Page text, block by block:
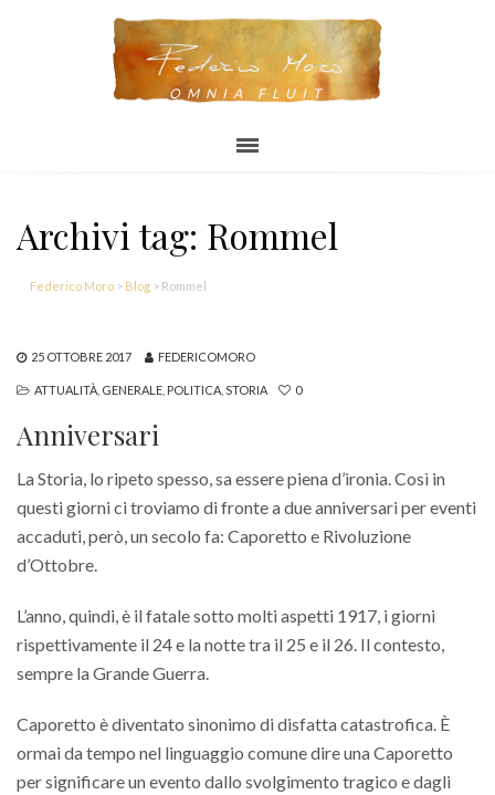
OMNIA FLUIT
Archivi tag: Rommel
Federico Moro > Blog > Rommel
25 OTTOBRE 2017 FEDERICOMORO
ATTUALITÀ GENERALE POLITICA STORIA 0
Anniversari
La Storia, lo ripeto spesso, sa essere piena d’ironia. Così in
questi giorni ci troviamo di fronte a due anniversari per eventi
accaduti, però, un secolo fa: Caporetto e Rivoluzione
d’Ottobre.
L’anno, quindi, è il fatale sotto molti aspetti 1917, i giorni
rispettivamente il 24 e la notte tra il 25 e il 26. Il contesto,
sempre la Grande Guerra.
Caporetto è diventato sinonimo di disfatta catastrofica. È
ormai da tempo nel linguaggio comune dire una Caporetto
per significare un evento dallo svolgimento tragico e dagli